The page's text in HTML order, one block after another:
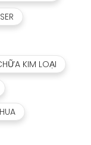
KIM LOẠI